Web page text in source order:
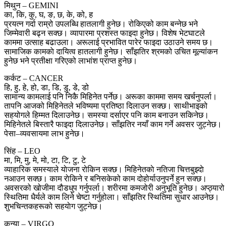
मिथुन – GEMINI
का, कि, कु, घ, ङ, छ, के, को, ह
प्रयत्न गर्दा राम्रो उपलब्धि हातलागी हुनेछ। रोकिएको काम बन्नेछ भने
जिम्मेवारी बढ्न सक्छ। व्यापारमा प्रशस्त फाइदा हुनेछ। विशेष भेटघाटले
काममा उत्साह बढाउला। अरूलाई प्रभावित पारेर फाइदा उठाउने समय छ।
सामाजिक कामकाे दायित्व हातलागी हुनेछ। साँझतिर श्रमको उचित मूल्यांकन
हुनेछ भने प्रतीक्षा गरिएको लाभांश प्राप्त हुनेछ।
कर्कट – CANCER
हि, हु, हे, हो, डा, डि, डु, डे, डो
सामान्य कामलाई पनि निकै मिहिनेत पर्नेछ। अरूका काममा समय खर्चनुपर्ला।
तापनि आजको मिहिनेतले भविष्यमा प्रतिष्ठा दिलाउन सक्छ। साथीभाइको
सहयोगले हिम्मत दिलाउनेछ। समस्या दर्साएर पनि काम बनाउन सकिनेछ।
मिहिनेतले बिस्तारै फाइदा दिलाउनेछ। साँझतिर नयाँ काम गर्ने अवसर जुट्नेछ।
पेसा–व्यवसायमा लाभ हुनेछ।
सिंह – LEO
मा, मि, मु, मे, मो, टा, टि, टु, टे
व्याहारिक समस्याले याेजना रोकिन सक्छ। मिहिनेतकाे नतिजा चित्तबुझ्दाे
नआउन सक्छ। काम राेकिने र बनिसकेको काम दोहोर्याउनुपर्ने हुन सक्छ।
अवसरको खोजीमा दौडधुप गर्नुपर्ला। शरीरमा कमजोरी अनुभूति हुनेछ। अप्ठ्यारो
स्थितिमा धैर्यले काम लिने चेष्टा गर्नुहोला। साँझतिर स्थितिमा सुधार आउनेछ।
शुभचिन्तकहरूको सहयाेग जुट्नेछ।
कन्या – VIRGO